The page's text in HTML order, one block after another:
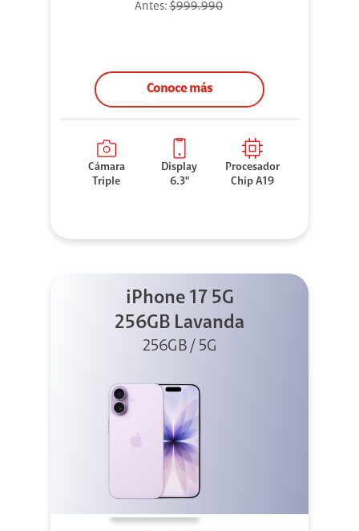
Antes:$999.990
Conoce más
Cámara
Triple
Display
6.3"
Procesador
Chip A19
iPhone 17 5G
256GB Lavanda
256GB / 5G